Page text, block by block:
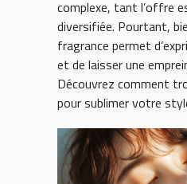
complexe, tant l’offre
diversifiée. Pourtant,
fragrance permet
et de laisser une
Découvrez comment
pour sublimer votre